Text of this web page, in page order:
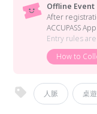
Offline Event
After
ACCUPASS
Entry rules
How to
人脈 桌遊